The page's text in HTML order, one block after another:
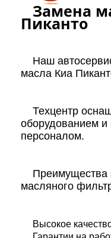
Замена
Пиканто
Наш
масла Киа
Техцентр
оборудованием
персоналом.
Преимущества
масляного
Высокое